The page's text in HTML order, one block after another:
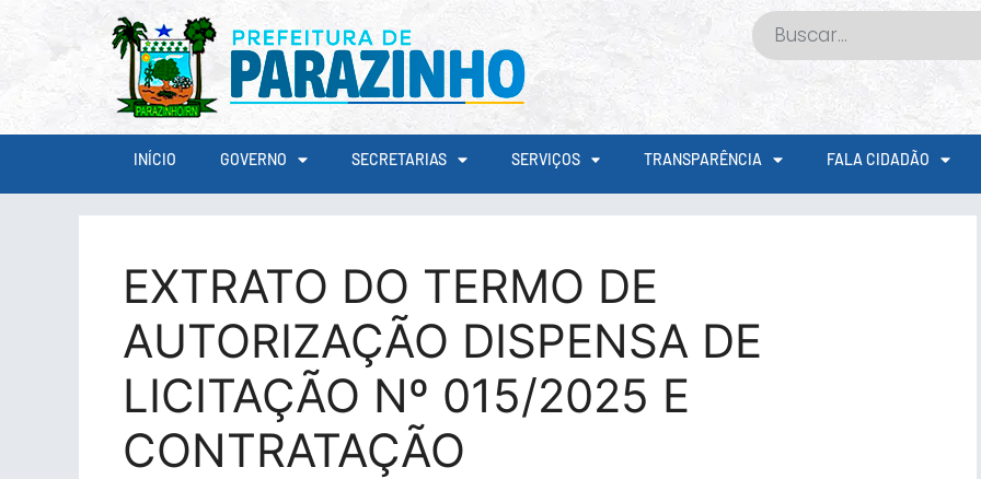
INÍCIO GOVERNO SECRETARIAS SERVIÇOS TRANSPARÊNCIA FALA CIDADÃO
EXTRATO DO TERMO DE
AUTORIZAÇÃO DISPENSA DE
LICITAÇÃO Nº 015/2025 E
CONTRATAÇÃO